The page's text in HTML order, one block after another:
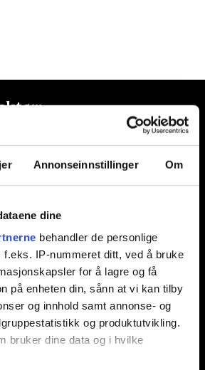
Annonseinnstillinger Om
dine
behandler de personlige
f.eks. IP-nummeret ditt, ved å bruke
for å lagre og få
på enheten din, sånn at vi kan tilby
og innhold samt annonse- og
og produktutvikling.
bruker dine data og i hvilke